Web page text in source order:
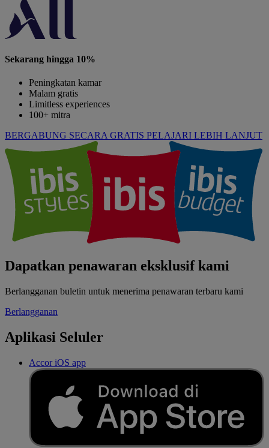
Sekarang hingga 10%
Peningkatan kamar
Malam gratis
Limitless experiences
100+ mitra
BERGABUNG SECARA GRATIS PELAJARI LEBIH LANJUT
Dapatkan penawaran eksklusif kami
Berlangganan buletin untuk menerima penawaran terbaru kami
Berlangganan
Aplikasi Seluler
Accor iOS app